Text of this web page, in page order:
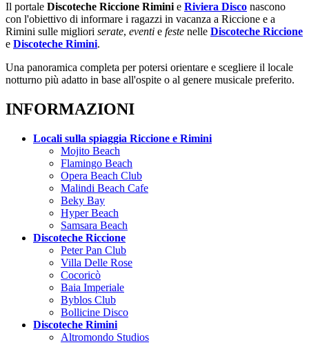
Il portale Discoteche Riccione Rimini e Riviera Disco nascono
con l'obiettivo di informare i ragazzi in vacanza a Riccione e a
Rimini sulle migliori serate, eventi e feste nelle Discoteche Riccione
e Discoteche Rimini.
Una panoramica completa per potersi orientare e scegliere il locale
notturno più adatto in base all'ospite o al genere musicale preferito.
INFORMAZIONI
Locali sulla spiaggia Riccione e Rimini
Mojito Beach
Flamingo Beach
Opera Beach Club
Malindi Beach Cafe
Beky Bay
Hyper Beach
Samsara Beach
Discoteche Riccione
Peter Pan Club
Villa Delle Rose
Cocoricò
Baia Imperiale
Byblos Club
Bollicine Disco
Discoteche Rimini
Altromondo Studios